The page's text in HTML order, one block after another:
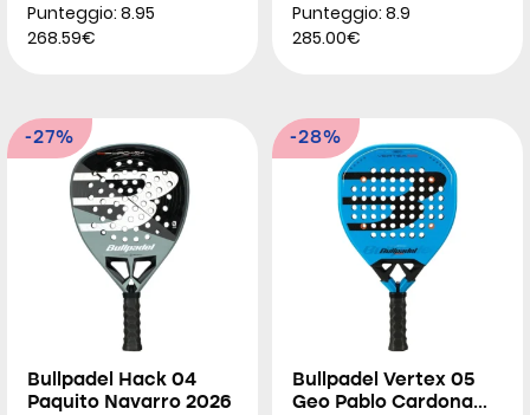
Punteggio: 8.95
268.59€
Punteggio: 8.9
285.00€
-27%
Bullpadel Hack 04
Paquito Navarro 2026
-28%
Bullpadel Vertex 05
Geo Pablo Cardona